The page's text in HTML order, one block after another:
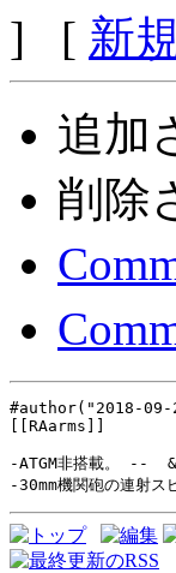
] [ 新
追加
削除
#author("2018-
[[RAarms]]
-30mm機関砲の連